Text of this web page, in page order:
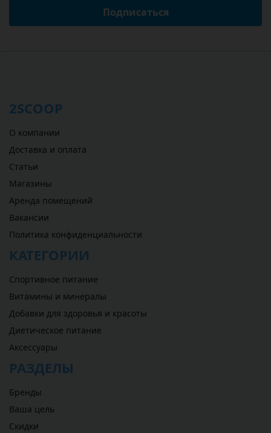
Подписаться
2SCOOP
О компании
Доставка и оплата
Статьи
Магазины
Аренда помещений
Вакансии
Политика конфиденциальности
КАТЕГОРИИ
Спортивное питание
Витамины и минералы
Добавки для здоровья и красоты
Диетическое питание
Аксессуары
РАЗДЕЛЫ
Бренды
Ваша цель
Скидки